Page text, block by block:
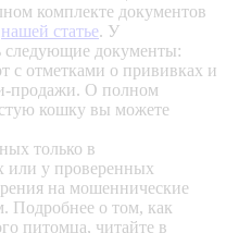
комплекте документов
нашей статье. У
следующие документы:
с отметками о прививках и
продажи. О полном
кошку вы можете
только в
или у проверенных
на мошеннические
Подробнее о том, как
питомца, читайте в